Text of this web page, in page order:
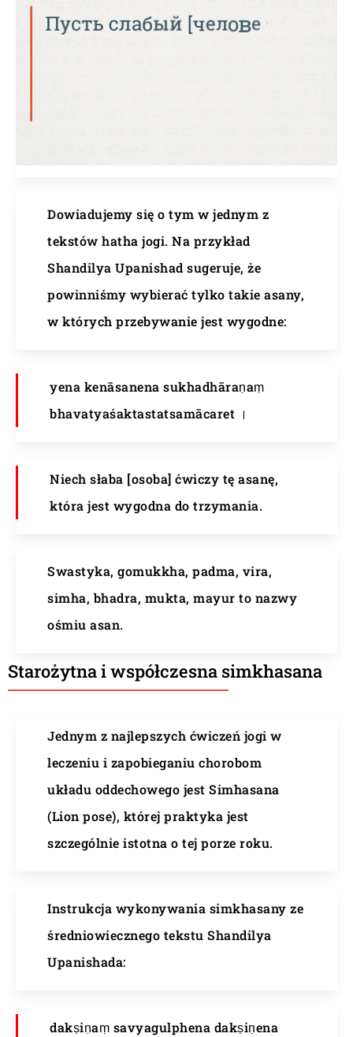
Dowiadujemy się o tym w jednym z
tekstów hatha jogi. Na przykład
Shandilya Upanishad sugeruje, że
powinniśmy wybierać tylko takie asany,
w których przebywanie jest wygodne:
yena kenāsanena sukhadhāraṇaṃ
bhavatyaśaktastatsamācaret ।
Niech słaba [osoba] ćwiczy tę asanę,
która jest wygodna do trzymania.
Swastyka, gomukkha, padma, vira,
simha, bhadra, mukta, mayur to nazwy
ośmiu asan.
Starożytna i współczesna simkhasana
Jednym z najlepszych ćwiczeń jogi w
leczeniu i zapobieganiu chorobom
układu oddechowego jest Simhasana
(Lion pose), której praktyka jest
szczególnie istotna o tej porze roku.
Instrukcja wykonywania simkhasany ze
średniowiecznego tekstu Shandilya
Upanishada:
dakṣiṇaṃ savyagulphena dakṣiṇena